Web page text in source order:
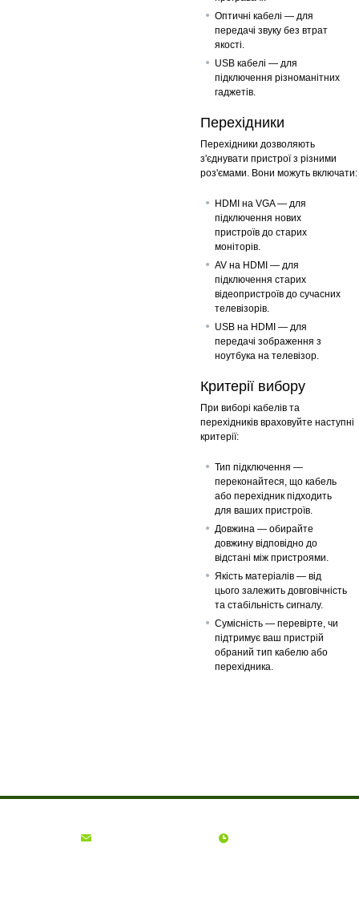
Оптичні кабелі — для
передачі звуку без втрат
якості.
USB кабелі — для
підключення різноманітних
гаджетів.
Перехідники
Перехідники дозволяють
з'єднувати пристрої з різними
роз'ємами. Вони можуть включати:
HDMI на VGA — для
підключення нових
пристроїв до старих
моніторів.
AV на HDMI — для
підключення старих
відеопристроїв до сучасних
телевізорів.
USB на HDMI — для
передачі зображення з
ноутбука на телевізор.
Критерії вибору
При виборі кабелів та
перехідників враховуйте наступні
критерії:
Тип підключення —
переконайтеся, що кабель
або перехідник підходить
для ваших пристроїв.
Довжина — обирайте
довжину відповідно до
відстані між пристроями.
Якість матеріалів — від
цього залежить довговічність
та стабільність сигналу.
Сумісність — перевірте, чи
підтримує ваш пристрій
обраний тип кабелю або
перехідника.